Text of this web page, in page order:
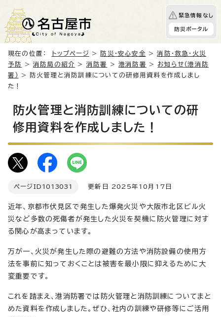
緊急情報なし
防災ポータル
現在の位置： トップページ > 防災・安心安全 >消防・救急・火災
予防
>消防局の紹介 > 消防署 >港消防署 > お知らせ（港消防
署）
> 防火管理と消防訓練についての研修用資料を作成しまし
た！
防火管理と消防訓練についての研
修用資料を作成しました！
ページID 1013031 更新日 2025年10月17日
近年、京都市伏見区で発生した爆発火災や大阪市北区ビル火
災など多数の死傷者が発生した火災を契機に防火管理に対す
る関心が高まっています。
万が一、火災が発生した際の避難の方法や消防設備の使用方
法を事前に知っておくことは被害を最小限に抑えるために大
変重要です。
これを踏まえ、港消防署では防火管理と消防訓練についてまと
めた資料を作成しました。ぜひ、社内の訓練や研修等にご活用